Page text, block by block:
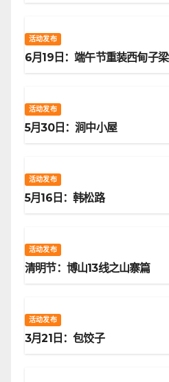
活动发布
6月19日：端午节重装西甸子梁
活动发布
5月30日：涧中小屋
活动发布
5月16日：韩松路
活动发布
清明节：博山13线之山寨篇
活动发布
3月21日：包饺子